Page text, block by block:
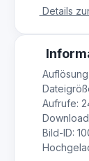
Details
Aufrufe:
Bild-ID: